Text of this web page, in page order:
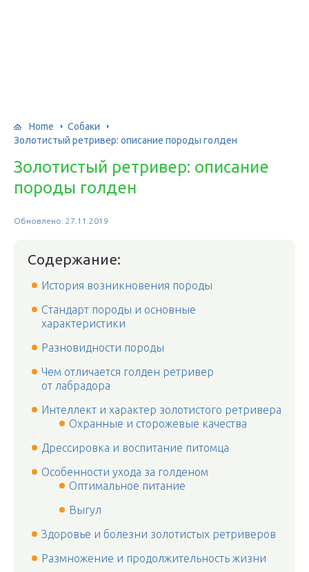
Home
Собаки
Золотистый ретривер: описание породы голден
Золотистый ретривер: описание
породы голден
Обновлено: 27.11.2019
Содержание:
История возникновения породы
Стандарт породы и основные
характеристики
Разновидности породы
Чем отличается голден ретривер
от лабрадора
Интеллект и характер золотистого ретривера
Охранные и сторожевые качества
Дрессировка и воспитание питомца
Особенности ухода за голденом
Оптимальное питание
Выгул
Здоровье и болезни золотистых ретриверов
Размножение и продолжительность жизни